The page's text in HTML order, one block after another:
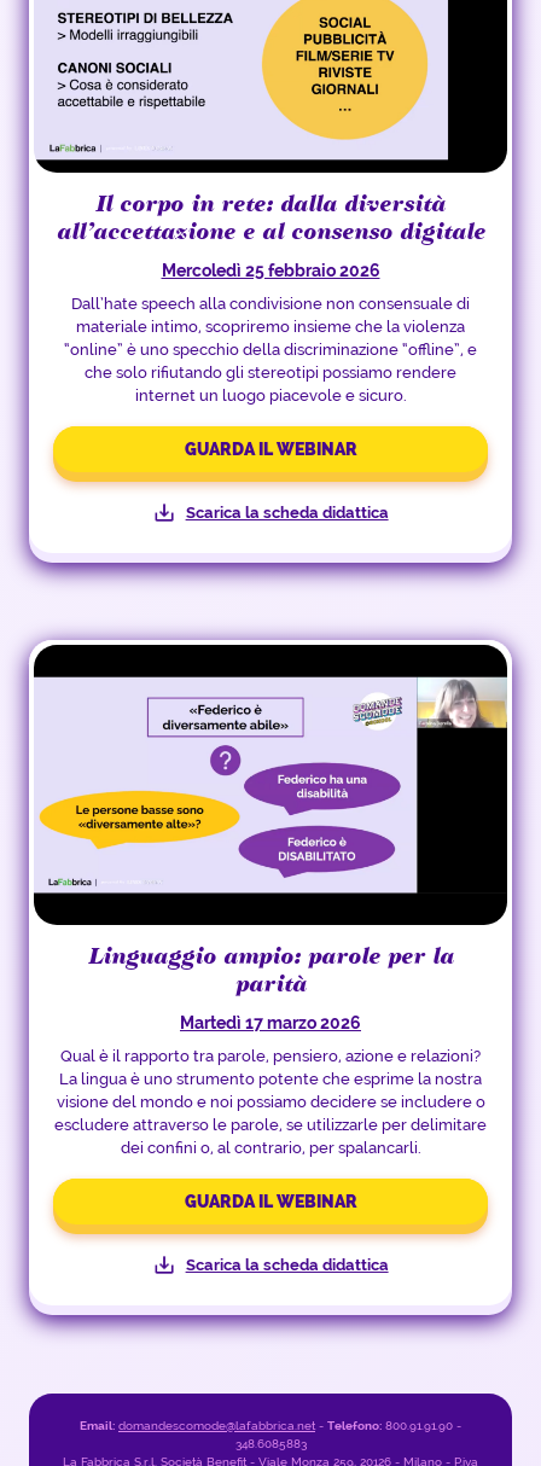
Il corpo in rete: dalla diversità
all’accettazione e al consenso digitale
Mercoledì 25 febbraio 2026
Dall’hate speech alla condivisione non consensuale di
materiale intimo, scopriremo insieme che la violenza
“online” è uno specchio della discriminazione “offline”, e
che solo rifiutando gli stereotipi possiamo rendere
internet un luogo piacevole e sicuro.
GUARDA IL WEBINAR
Scarica la scheda didattica
Linguaggio ampio: parole per la
parità
Martedì 17 marzo 2026
Qual è il rapporto tra parole, pensiero, azione e relazioni?
La lingua è uno strumento potente che esprime la nostra
visione del mondo e noi possiamo decidere se includere o
escludere attraverso le parole, se utilizzarle per delimitare
dei confini o, al contrario, per spalancarli.
GUARDA IL WEBINAR
Scarica la scheda didattica
Email: domandescomode@lafabbrica.net - Telefono: 800.91.91.90 -
348.6085883
La Fabbrica S.r.l. Società Benefit - Viale Monza 259, 20126 - Milano - P.iva